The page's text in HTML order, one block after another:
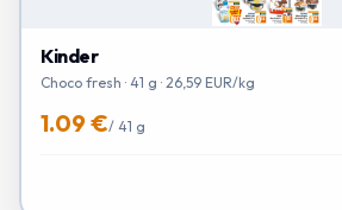
Kinder
Choco fresh · 41 g · 26,59 EUR/kg
1.09 €/ 41 g